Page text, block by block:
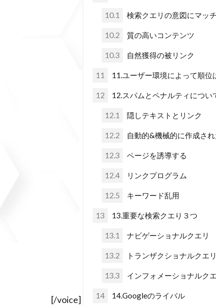
[/voice]
10.1 検索クエリの意図にマッ
10.2 質の高いコンテンツ
10.3 自然獲得の被リンク
11 11.ユーザー環境によって順位
12 12.スパムとペナルティについ
12.1 隠しテキストとリンク
12.2 自動的&機械的に作成さ
12.3 ページを誘導する
12.4 リンクプログラム
12.5 キーワード乱用
13 13.重要な検索クエり３つ
13.1 ナビゲーショナルクエリ
13.2 トランザクショナルクエリ
13.3 インフォメーショナルク
14 14.Googleのライバル